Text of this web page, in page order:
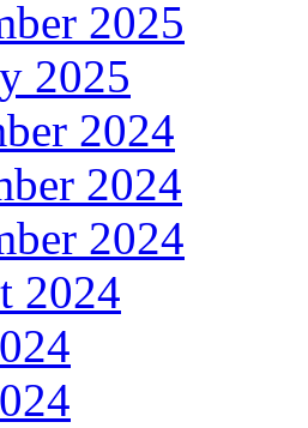
2025
2025
2024
2024
2024
2024